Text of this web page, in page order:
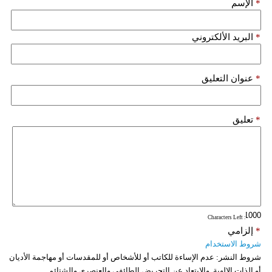
الإسم *
البريد الألكتروني *
عنوان التعليق *
تعليق *
: Characters Left
إلزامي *
شروط الاستخدام
شروط النشر: عدم الإساءة للكاتب أو للأشخاص أو للمقدسات أو مهاجمة الأديان